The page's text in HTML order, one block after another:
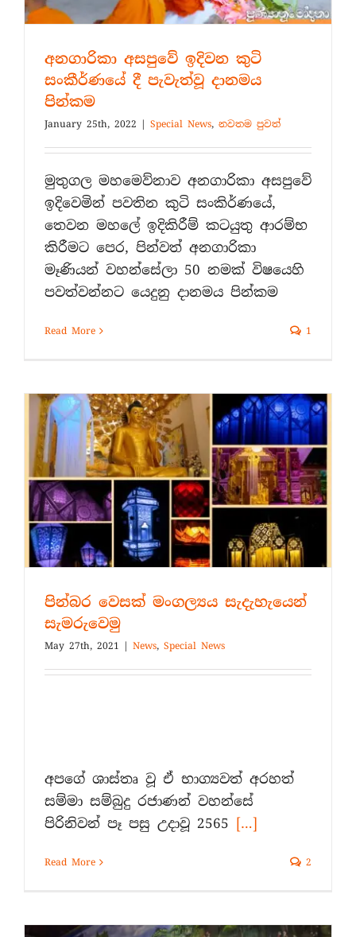
අනගාරිකා අසපුවේ ඉදිවන කුටි
සංකීර්ණයේ දී පැවැත්වූ දානමය
පින්කම
January 25th, 2022 | Special News, නවතම පුවත්
මුතුගල මහමෙව්නාව අනගාරිකා අසපුවේ
ඉදිවෙමින් පවතින කුටි සංකිර්ණයේ,
තෙවන මහලේ ඉදිකිරීම් කටයුතු ආරම්භ
කිරීමට පෙර, පින්වත් අනගාරිකා
මෑණියන් වහන්සේලා 50 නමක් විෂයෙහි
පවත්වන්නට යෙදුනු දානමය පින්කම
Read More 1
පින්බර වෙසක් මංගල්‍යය සැදැහැයෙන්
සැමරුවෙමු
May 27th, 2021 | News, Special News
අපගේ ශාස්තෘ වූ ඒ භාග්‍යවත් අරහත්
සම්මා සම්බුදු රජාණන් වහන්සේ
පිරිනිවන් පෑ පසු උදාවූ 2565 […]
Read More 2